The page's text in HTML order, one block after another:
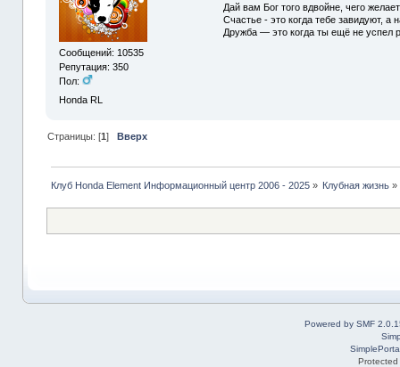
Сообщений: 10535
Репутация: 350
Пол:
Honda RL
Дай вам Бог того вдвойне, чего
Счастье - это когда тебе завидуют, а
Дружба — это когда ты ещё не успел
Страницы: [1] Вверх
Клуб Honda Element Информационный центр 2006 - 2025» Клубная жизнь »
Powered by SMF